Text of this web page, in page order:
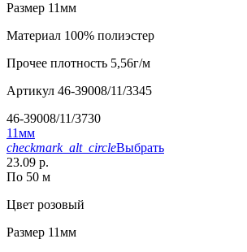
Размер 11мм
Материал 100% полиэстер
Прочее плотность 5,56г/м
Артикул 46-39008/11/3345
46-39008/11/3730
11мм
checkmark_alt_circleВыбрать
23.09 р.
По 50 м
Цвет розовый
Размер 11мм